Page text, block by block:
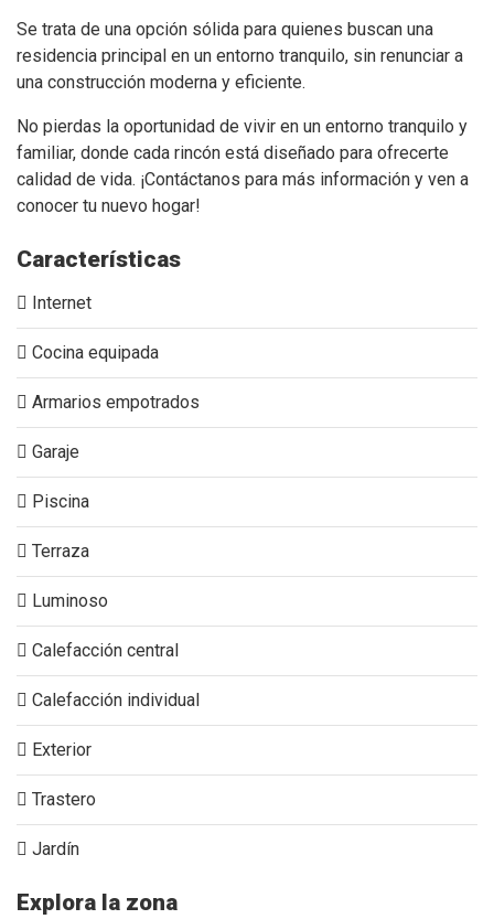
Se trata de una opción sólida para quienes buscan una
residencia principal en un entorno tranquilo, sin renunciar a
una construcción moderna y eficiente.
No pierdas la oportunidad de vivir en un entorno tranquilo y
familiar, donde cada rincón está diseñado para ofrecerte
calidad de vida. ¡Contáctanos para más información y ven a
conocer tu nuevo hogar!
Características
Internet
Cocina equipada
Armarios empotrados
Garaje
Piscina
Terraza
Luminoso
Calefacción central
Calefacción individual
Exterior
Trastero
Jardín
Explora la zona